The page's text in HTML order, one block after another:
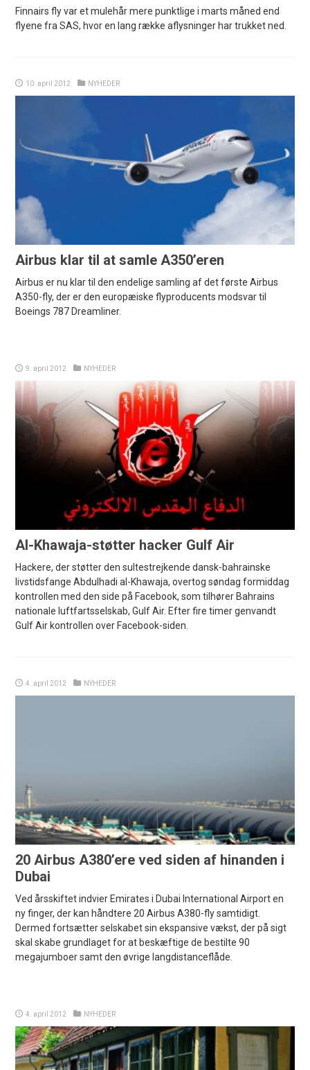
Finnairs fly var et mulehår mere punktlige i marts måned end
flyene fra SAS, hvor en lang række aflysninger har trukket ned.
10. april 2012 NYHEDER
Airbus klar til at samle A350’eren
Airbus er nu klar til den endelige samling af det første Airbus
A350-fly, der er den europæiske flyproducents modsvar til
Boeings 787 Dreamliner.
9. april 2012 NYHEDER
Al-Khawaja-støtter hacker Gulf Air
Hackere, der støtter den sultestrejkende dansk-bahrainske
livstidsfange Abdulhadi al-Khawaja, overtog søndag formiddag
kontrollen med den side på Facebook, som tilhører Bahrains
nationale luftfartsselskab, Gulf Air. Efter fire timer genvandt
Gulf Air kontrollen over Facebook-siden.
4. april 2012 NYHEDER
20 Airbus A380’ere ved siden af hinanden i
Dubai
Ved årsskiftet indvier Emirates i Dubai International Airport en
ny finger, der kan håndtere 20 Airbus A380-fly samtidigt.
Dermed fortsætter selskabet sin ekspansive vækst, der på sigt
skal skabe grundlaget for at beskæftige de bestilte 90
megajumboer samt den øvrige langdistanceflåde.
4. april 2012 NYHEDER